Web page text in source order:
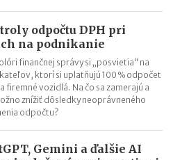
2021
v roku 2021 (daň a odvody)
firmy v likvidácii?
odpočtu DPH pri
na podnikanie
finančnej správy si „posvietia“ na
ktorí si uplatňujú 100 % odpočet
firemné vozidlá. Na čo sa zamerajú a
znížiť dôsledky neoprávneného
odpočtu?
Gemini a ďalšie AI